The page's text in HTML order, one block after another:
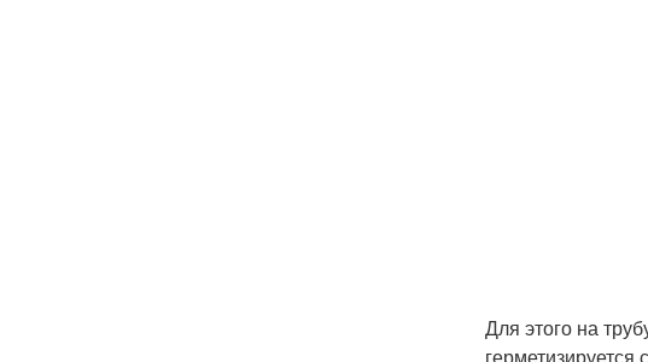
Для этого на